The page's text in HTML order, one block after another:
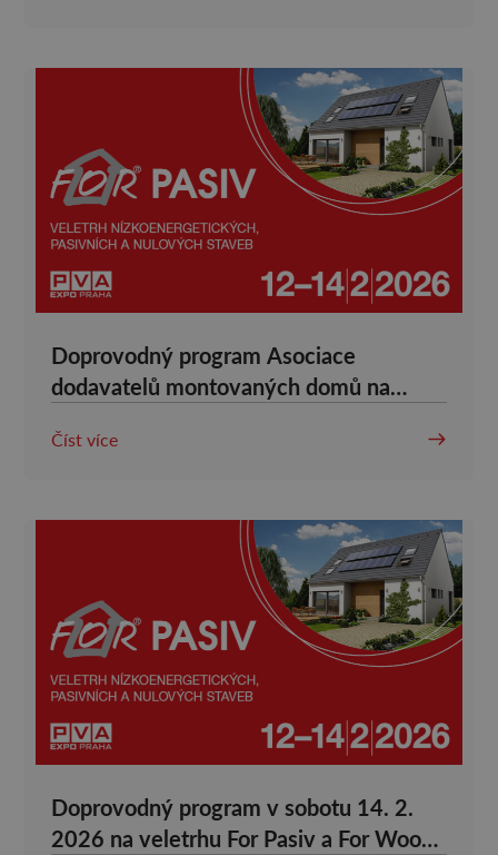
Doprovodný program Asociace
dodavatelů montovaných domů na
Číst více
Doprovodný program v sobotu 14. 2.
2026 na veletrhu For Pasiv a For Wood